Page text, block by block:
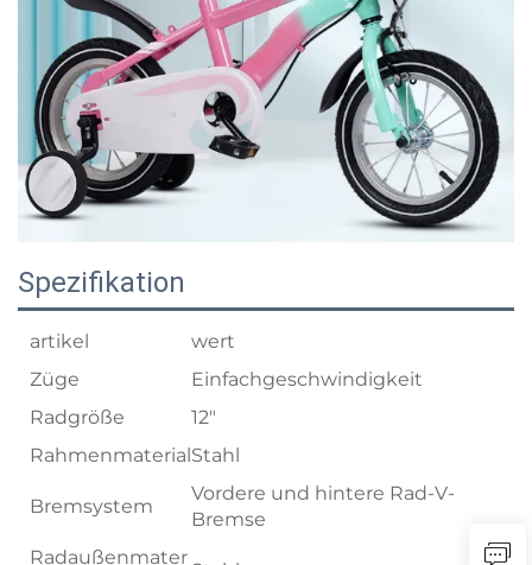
Spezifikation
artikel
wert
Züge
Einfachgeschwindigkeit
Radgröße
12"
RahmenmaterialStahl
Bremsystem
Vordere und hintere Rad-V-
Bremse
Radaußenmater